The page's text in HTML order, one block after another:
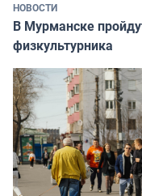
НОВОСТИ
В Мурманске
физкультурника